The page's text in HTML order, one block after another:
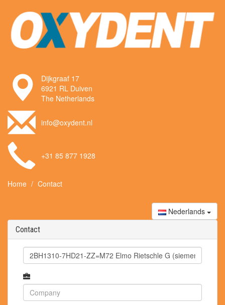
Dijkgraaf 17
6921 RL Duiven
The Netherlands
info@oxydent.nl
+31 85 877 1928
Home Contact
Nederlands
Contact